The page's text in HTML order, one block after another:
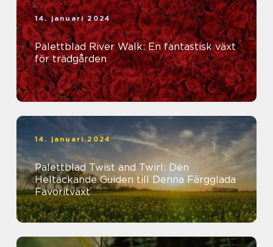
14. januari 2024
Palettblad River Walk: En fantastisk växt
för trädgården
14. januari 2024
Palettblad Twist and Twirl: Den
Heltäckande Guiden till Denna Färgglada
Favoritväxt